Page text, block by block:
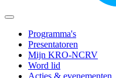
Programma's
Presentatoren
Mijn KRO-NCRV
Word lid
Acties & evenementen